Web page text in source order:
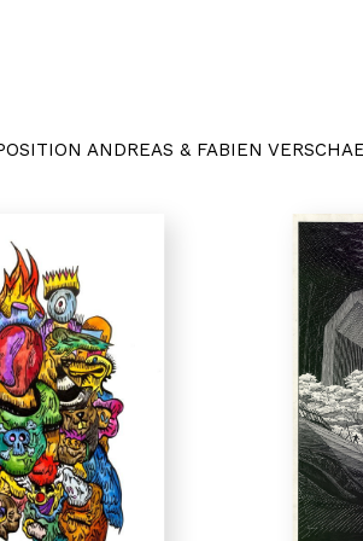
ANDREAS & FABIEN